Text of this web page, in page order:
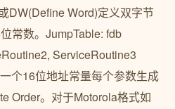
DW(Define Word)定义双字节
常数。JumpTable: fdb
ServiceRoutine3
个16位地址常量每个参数生成
Order。对于Motorola格式如